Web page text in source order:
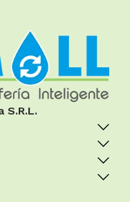
S.R.L.